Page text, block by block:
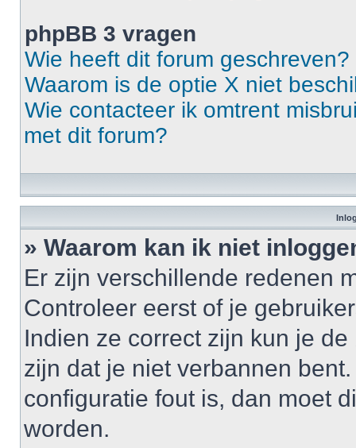
phpBB 3 vragen
Wie heeft dit forum geschreven?
Waarom is de optie X niet
Wie contacteer ik omtrent
met dit forum?
» Waarom kan ik niet
Er zijn verschillende redenen
Controleer eerst of je
Indien ze correct zijn kun je
zijn dat je niet verbannen
configuratie fout is, dan moet
worden.